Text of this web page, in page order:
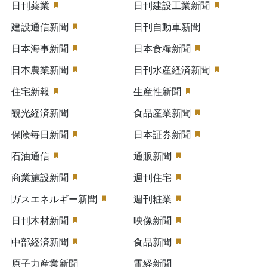
日刊薬業 日刊建設工業新聞
建設通信新聞 日刊自動車新聞
日本海事新聞 日本食糧新聞
日本農業新聞 日刊水産経済新聞
住宅新報 生産性新聞
観光経済新聞 食品産業新聞
保険毎日新聞 日本証券新聞
石油通信 通販新聞
商業施設新聞 週刊住宅
ガスエネルギー新聞 週刊粧業
日刊木材新聞 映像新聞
中部経済新聞 食品新聞
原子力産業新聞 電経新聞